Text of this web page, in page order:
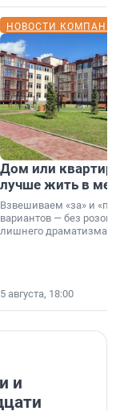
НОВОСТИ
Дом или
лучше жить в
Взвешиваем «за» и
вариантов — без
лишнего драматизма.
5 августа, 18:00
и